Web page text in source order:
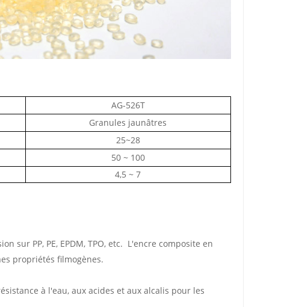
AG-526T
Granules jaunâtres
25~28
50 ~ 100
4,5 ~ 7
sur PP, PE, EPDM, TPO, etc. L'encre composite en
propriétés filmogènes.
à l'eau, aux acides et aux alcalis pour les